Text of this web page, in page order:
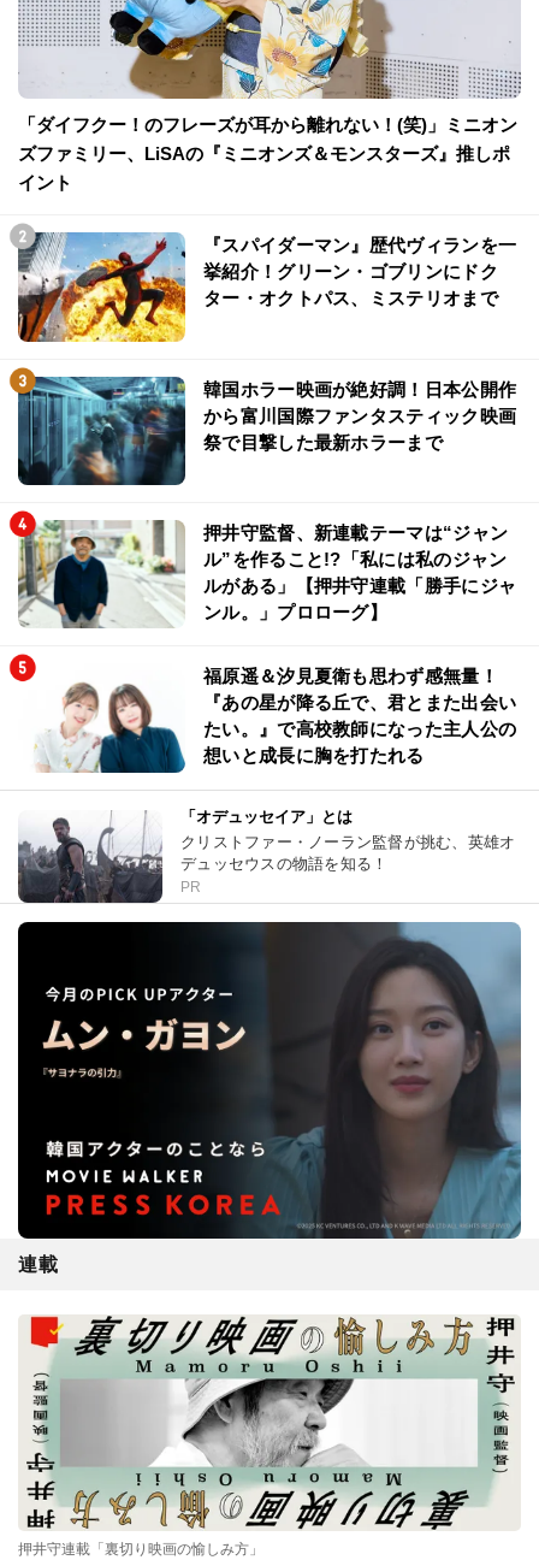
「ダイフクー！のフレーズが耳から離れない！(笑)」ミニオン
ズファミリー、LiSAの『ミニオンズ＆モンスターズ』推しポ
イント
『スパイダーマン』歴代ヴィランを一
挙紹介！グリーン・ゴブリンにドク
ター・オクトパス、ミステリオまで
韓国ホラー映画が絶好調！日本公開作
から富川国際ファンタスティック映画
祭で目撃した最新ホラーまで
押井守監督、新連載テーマは“ジャン
ル”を作ること!?「私には私のジャン
ルがある」【押井守連載「勝手にジャ
ンル。」プロローグ】
福原遥＆汐見夏衛も思わず感無量！
『あの星が降る丘で、君とまた出会い
たい。』で高校教師になった主人公の
想いと成長に胸を打たれる
「オデュッセイア」とは
クリストファー・ノーラン監督が挑む、英雄オ
デュッセウスの物語を知る！
PR
連載
押井守連載「裏切り映画の愉しみ方」